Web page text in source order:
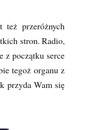
też przeróżnych
stron. Radio,
z początku serce
tegoż organu z
przyda Wam się